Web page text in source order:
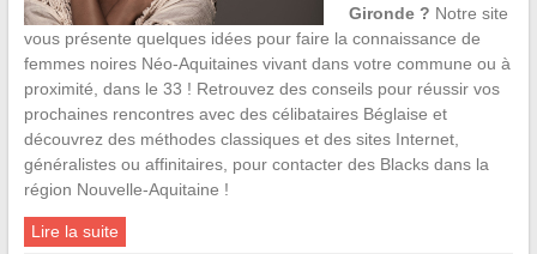
Gironde ? Notre site
vous présente quelques idées pour faire la connaissance de
femmes noires Néo-Aquitaines vivant dans votre commune ou à
proximité, dans le 33 ! Retrouvez des conseils pour réussir vos
prochaines rencontres avec des célibataires Béglaise et
découvrez des méthodes classiques et des sites Internet,
généralistes ou affinitaires, pour contacter des Blacks dans la
région Nouvelle-Aquitaine !
Lire la suite